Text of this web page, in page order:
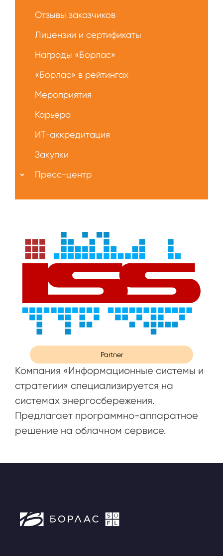
Partner
Компания «Информационные системы и
стратегии» специализируется на
системах энергосбережения.
Предлагает программно-аппаратное
решение на облачном сервисе.
Отзывы заказчиков
Лицензии и сертификаты
Награды «Борлас»
«Борлас» в рейтингах
Мероприятия
Карьера
ИТ-аккредитация
Закупки
Пресс-центр